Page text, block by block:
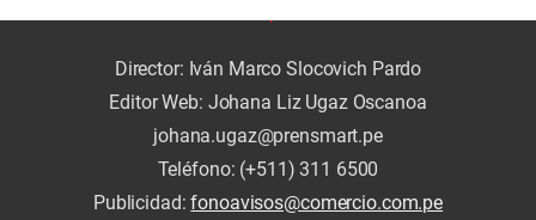
Director: Iván Marco Slocovich Pardo
Editor Web: Johana Liz Ugaz Oscanoa
johana.ugaz@prensmart.pe
Teléfono: (+511) 311 6500
Publicidad:fonoavisos@comercio.com.pe